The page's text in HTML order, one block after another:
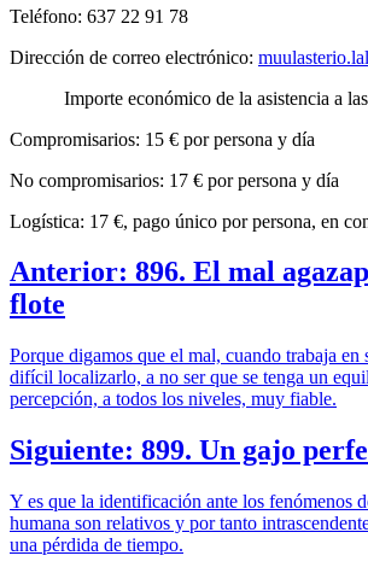
Teléfono: 637 22 91 78
Dirección de correo electrónico:
Importe económico de la asistencia a
Compromisarios: 15 € por persona y día
No compromisarios: 17 € por persona y día
Logística: 17 €, pago único por persona, en
Anterior: 896. El mal
flote
Porque digamos que el mal, cuando trabaja en
difícil localizarlo, a no ser que se tenga un
percepción, a todos los niveles, muy fiable.
Siguiente: 899. Un gajo
Y es que la identificación ante los fenómenos
humana son relativos y por tanto
una pérdida de tiempo.